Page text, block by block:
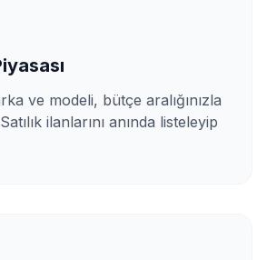
ve modeli, bütçe aralığınızla
ilanlarını anında listeleyip